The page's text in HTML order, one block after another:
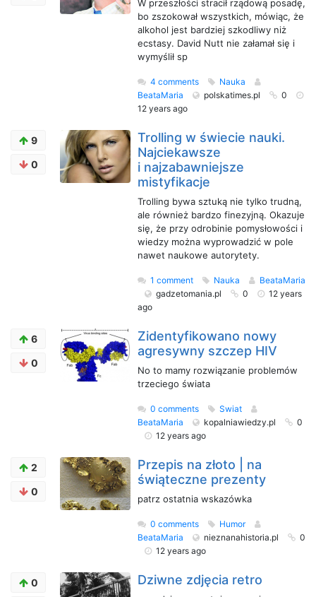
W przeszłości stracił rządową posadę,
bo zszokował wszystkich, mówiąc, że
alkohol jest bardziej szkodliwy niż
ecstasy. David Nutt nie załamał się i
wymyślił sp
4 comments
Nauka
BeataMaria
polskatimes.pl
0
12 years ago
9
0
Trolling w świecie nauki.
Najciekawsze
i najzabawniejsze
mistyfikacje
Trolling bywa sztuką nie tylko trudną,
ale również bardzo finezyjną. Okazuje
się, że przy odrobinie pomysłowości i
wiedzy można wyprowadzić w pole
nawet naukowe autorytety.
1 comment Nauka
BeataMaria
gadzetomania.pl
0
12 years
ago
6
0
Zidentyfikowano nowy
agresywny szczep HIV
No to mamy rozwiązanie problemów
trzeciego świata
0 comments
Swiat
BeataMaria
kopalniawiedzy.pl
0
12 years ago
2
0
Przepis na złoto | na
świąteczne prezenty
patrz ostatnia wskazówka
0 comments
Humor
BeataMaria
nieznanahistoria.pl
0
12 years ago
0
Dziwne zdjęcia retro